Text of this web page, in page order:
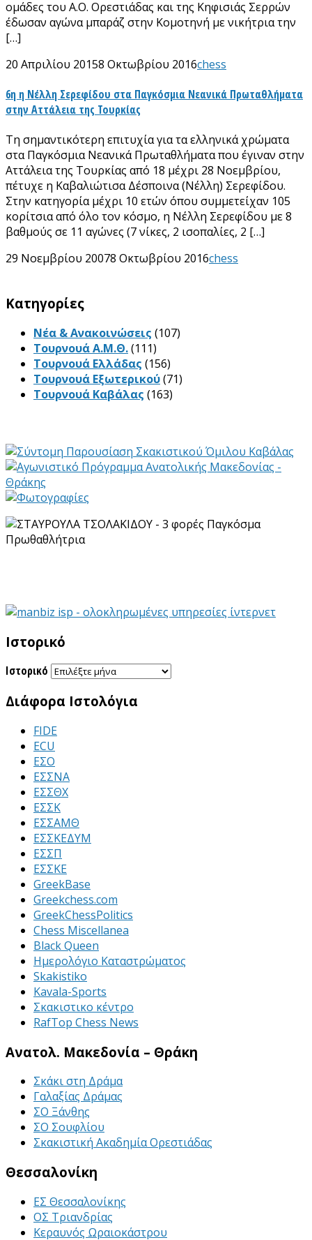
ομάδες του Α.Ο. Ορεστιάδας και της Κηφισιάς Σερρών
έδωσαν αγώνα μπαράζ στην Κομοτηνή με νικήτρια την
[…]
20 Απριλίου 20158 Οκτωβρίου 2016chess
6η η Νέλλη Σερεφίδου στα Παγκόσμια Νεανικά Πρωταθλήματα
στην Αττάλεια της Τουρκίας
Τη σημαντικότερη επιτυχία για τα ελληνικά χρώματα
στα Παγκόσμια Νεανικά Πρωταθλήματα που έγιναν στην
Αττάλεια της Τουρκίας από 18 μέχρι 28 Νοεμβρίου,
πέτυχε η Καβαλιώτισα Δέσποινα (Νέλλη) Σερεφίδου.
Στην κατηγορία μέχρι 10 ετών όπου συμμετείχαν 105
κορίτσια από όλο τον κόσμο, η Νέλλη Σερεφίδου με 8
βαθμούς σε 11 αγώνες (7 νίκες, 2 ισοπαλίες, 2 […]
29 Νοεμβρίου 20078 Οκτωβρίου 2016chess
Kατηγορίες
Νέα & Ανακοινώσεις (107)
Τουρνουά Α.Μ.Θ.(111)
Τουρνουά Ελλάδας (156)
Τουρνουά Εξωτερικού(71)
Τουρνουά Καβάλας (163)
Ιστορικό
Ιστορικό
Διάφορα Ιστολόγια
FIDE
ECU
ΕΣΟ
ΕΣΣΝΑ
ΕΣΣΘΧ
ΕΣΣΚ
ΕΣΣΑΜΘ
ΕΣΣΚΕΔΥΜ
ΕΣΣΠ
ΕΣΣΚΕ
GreekBase
Greekchess.com
GreekChessPolitics
Chess Miscellanea
Black Queen
Ημερολόγιο Καταστρώματος
Skakistiko
Kavala-Sports
Σκακιστικο κέντρο
RafTop Chess News
Ανατολ. Μακεδονία – Θράκη
Σκάκι στη Δράμα
Γαλαξίας Δράμας
ΣΟ Ξάνθης
ΣΟ Σουφλίου
Σκακιστική Ακαδημία Ορεστιάδας
Θεσσαλονίκη
ΕΣ Θεσσαλονίκης
ΟΣ Τριανδρίας
Κεραυνός Ωραιοκάστρου